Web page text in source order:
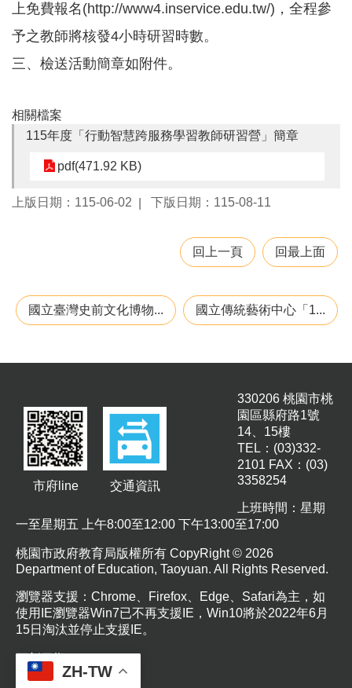
ZH-TW
所
學
習
進
紹
公
服
公
專
區
人
上免費報名(http://www4.inservice.edu.tw/)，全程參
予之教師將核發4小時研習時數。
三、檢送活動簡章如附件。
相關檔案
115年度「行動智慧跨服務學習教師研習營」簡章
pdf(471.92 KB)
上版日期：115-06-02 下版日期：115-08-11
回上一頁 回最上面
國立臺灣史前文化博物... 國立傳統藝術中心「1...
市府line 交通資訊
330206 桃園市桃
園區縣府路1號
14、15樓
TEL：(03)332-
2101 FAX：(03)
3358254
上班時間：星期
一至星期五 上午8:00至12:00 下午13:00至17:00
桃園市政府教育局版權所有 CopyRight © 2026
Department of Education, Taoyuan. All Rights Reserved.
瀏覽器支援：Chrome、Firefox、Edge、Safari為主，如
使用IE瀏覽器Win7已不再支援IE，Win10將於2022年6月
15日淘汰並停止支援IE。
更新日期
瀏覽人次50